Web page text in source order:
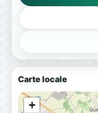
Carte locale
+